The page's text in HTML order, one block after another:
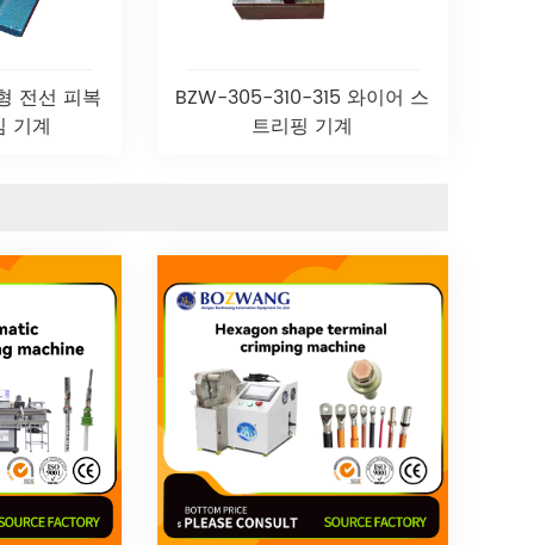
전선 피복
기계
BZW-305-310-315 와이어 스
트리핑 기계